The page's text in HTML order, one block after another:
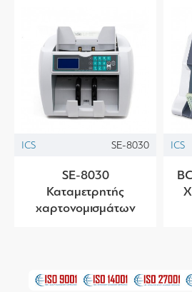
ICS SE-8030
SE-8030
Καταμετρητής
χαρτονομισμάτων
ICS